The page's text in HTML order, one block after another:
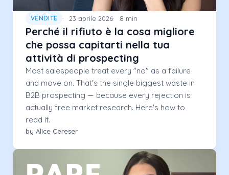
VENDITE 23 aprile 2026 8 min
Perché il rifiuto è la cosa migliore
che possa capitarti nella tua
attività di prospecting
Most salespeople treat every "no" as a failure
and move on. That's the single biggest waste in
B2B prospecting — because every rejection is
actually free market research. Here's how to
read it.
by Alice Cereser